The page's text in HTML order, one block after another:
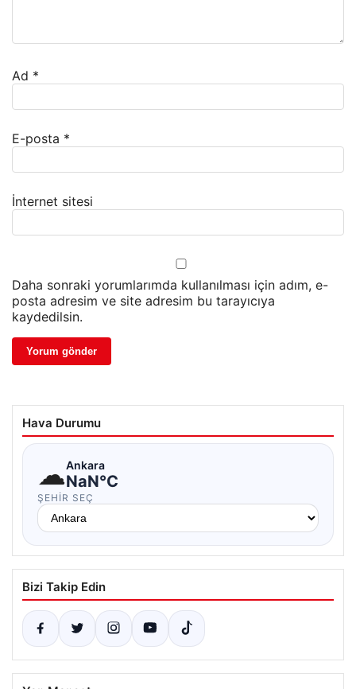
Ad *
E-posta *
İnternet sitesi
Daha sonraki yorumlarımda kullanılması için adım, e-
posta adresim ve site adresim bu tarayıcıya
kaydedilsin.
Hava Durumu
☁Ankara
NaN°C
ŞEHIR SEÇ
Bizi Takip Edin